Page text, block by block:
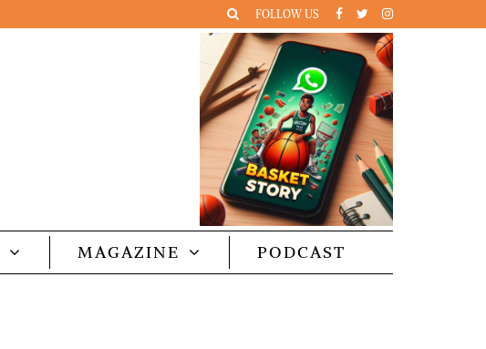
FOLLOW US
MAGAZINE PODCAST